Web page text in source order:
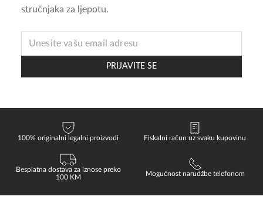
stručnjaka za ljepotu.
EMAIL
PRIJAVITE SE
100% originalni legalni proizvodi Fiskalni račun uz svaku kupovinu
Besplatna dostava za iznose preko
100 KM
Mogućnost narudžbe telefonom